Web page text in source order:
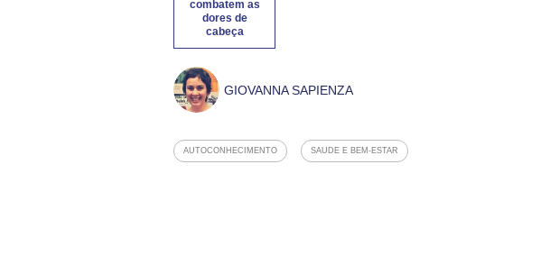
combatem as
dores de
cabeça
GIOVANNA SAPIENZA
AUTOCONHECIMENTO SAUDE E BEM-ESTAR